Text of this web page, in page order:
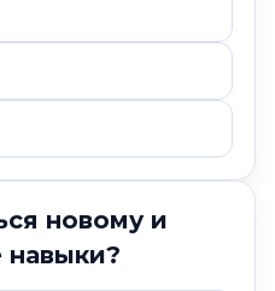
новому и
навыки?